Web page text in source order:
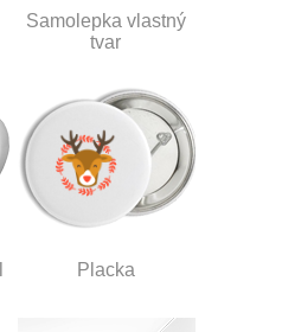
Samolepka vlastný
tvar
Placka